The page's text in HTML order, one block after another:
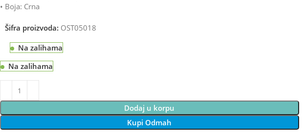
• Boja: Crna
Šifra proizvoda: OST05018
Na zalihama
Na zalihama
Dodaj u korpu
Kupi Odmah